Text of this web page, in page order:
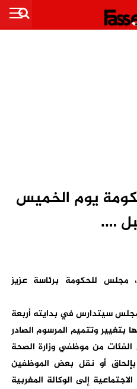
يوم الخميس
….
مجلس للحكومة برئاسة عزيز
سيتدارس في بدايته أربعة
بتغيير وتتميم المرسوم الصادر
من موظفي وزارة الصحة
بإلحاق أو نقل بعض الموظفين
إلى الوكالة المغربية